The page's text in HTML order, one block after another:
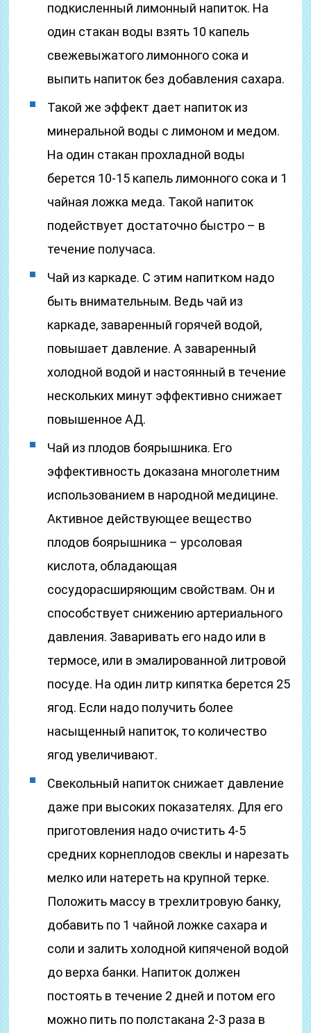
подкисленный лимонный напиток. На
один стакан воды взять 10 капель
свежевыжатого лимонного сока и
выпить напиток без добавления сахара.
Такой же эффект дает напиток из
минеральной воды с лимоном и медом.
На один стакан прохладной воды
берется 10-15 капель лимонного сока и 1
чайная ложка меда. Такой напиток
подействует достаточно быстро – в
течение получаса.
Чай из каркаде. С этим напитком надо
быть внимательным. Ведь чай из
каркаде, заваренный горячей водой,
повышает давление. А заваренный
холодной водой и настоянный в течение
нескольких минут эффективно снижает
повышенное АД.
Чай из плодов боярышника. Его
эффективность доказана многолетним
использованием в народной медицине.
Активное действующее вещество
плодов боярышника – урсоловая
кислота, обладающая
сосудорасширяющим свойствам. Он и
способствует снижению артериального
давления. Заваривать его надо или в
термосе, или в эмалированной литровой
посуде. На один литр кипятка берется 25
ягод. Если надо получить более
насыщенный напиток, то количество
ягод увеличивают.
Свекольный напиток снижает давление
даже при высоких показателях. Для его
приготовления надо очистить 4-5
средних корнеплодов свеклы и нарезать
мелко или натереть на крупной терке.
Положить массу в трехлитровую банку,
добавить по 1 чайной ложке сахара и
соли и залить холодной кипяченой водой
до верха банки. Напиток должен
постоять в течение 2 дней и потом его
можно пить по полстакана 2-3 раза в